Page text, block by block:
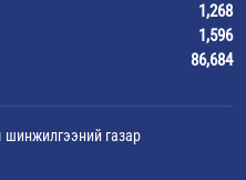
1,268
1,596
86,684
газар